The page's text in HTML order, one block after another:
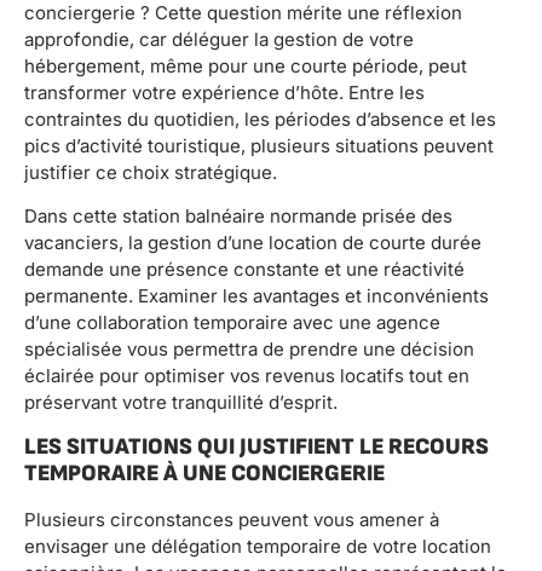
conciergerie ? Cette question mérite une réflexion
approfondie, car déléguer la gestion de votre
hébergement, même pour une courte période, peut
transformer votre expérience d’hôte. Entre les
contraintes du quotidien, les périodes d’absence et les
pics d’activité touristique, plusieurs situations peuvent
justifier ce choix stratégique.
Dans cette station balnéaire normande prisée des
vacanciers, la gestion d’une location de courte durée
demande une présence constante et une réactivité
permanente. Examiner les avantages et inconvénients
d’une collaboration temporaire avec une agence
spécialisée vous permettra de prendre une décision
éclairée pour optimiser vos revenus locatifs tout en
préservant votre tranquillité d’esprit.
LES SITUATIONS QUI JUSTIFIENT LE RECOURS
TEMPORAIRE À UNE CONCIERGERIE
Plusieurs circonstances peuvent vous amener à
envisager une délégation temporaire de votre location